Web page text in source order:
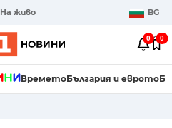
На живо BG
0 0
ВреметоБългария и еврото